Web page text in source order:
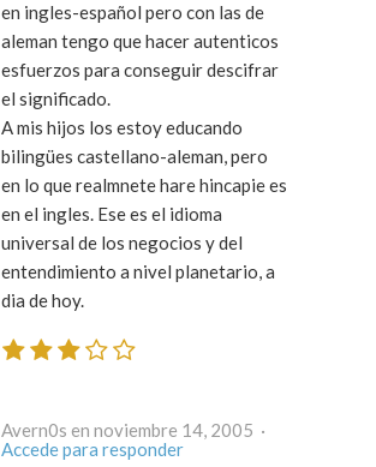
en ingles-español pero con las de
aleman tengo que hacer autenticos
esfuerzos para conseguir descifrar
el significado.
A mis hijos los estoy educando
bilingües castellano-aleman, pero
en lo que realmnete hare hincapie es
en el ingles. Ese es el idioma
universal de los negocios y del
entendimiento a nivel planetario, a
dia de hoy.
Avern0s en noviembre 14, 2005 ·
Accede para responder